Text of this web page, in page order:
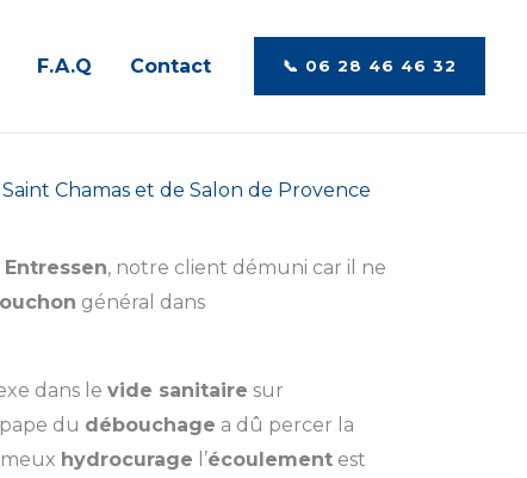
F.A.Q Contact 📞​ 06 28 46 46 32‬
Chamas et de Salon de Provence
Entressen, notre client démuni car il ne
général dans
dans le vide sanitaire sur
du débouchage a dû percer la
hydrocurage l’écoulementest